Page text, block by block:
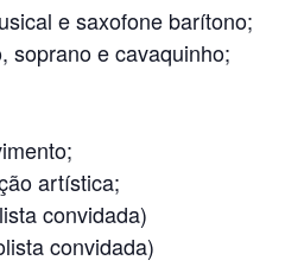
e saxofone barítono;
soprano e cavaquinho;
artística;
convidada)
convidada)